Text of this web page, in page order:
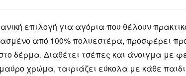
επιλογή για αγόρια που θέλουν
από 100% πολυεστέρα, προσφέρει
δέρμα. Διαθέτει τσέπες και άνοιγμα με
χρώμα, ταιριάζει εύκολα με κάθε